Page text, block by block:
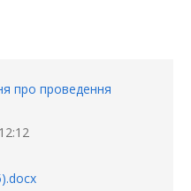
про проведення
12:12